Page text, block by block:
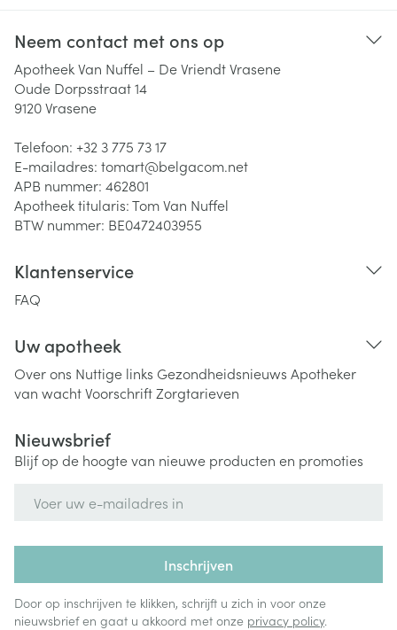
Neem contact met ons op
Apotheek Van Nuffel – De Vriendt Vrasene
Oude Dorpsstraat 14
9120Vrasene
Telefoon: +32 3 775 73 17
E-mailadres: tomart@belgacom.net
APB nummer: 462801
Apotheek titularis:Tom Van Nuffel
BTW nummer: BE0472403955
Klantenservice
FAQ
Uw apotheek
Over ons Nuttige links Gezondheidsnieuws Apotheker
van wachtVoorschriftZorgtarieven
Nieuwsbrief
Blijf op de hoogte van nieuwe producten en promoties
Inschrijven
Door op inschrijven te klikken, schrijft u zich in voor onze
nieuwsbrief en gaat u akkoord met onze privacy policy.